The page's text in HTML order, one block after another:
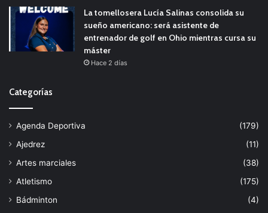
La tomellosera Lucía Salinas consolida su
sueño americano: será asistente de
entrenador de golf en Ohio mientras cursa su
máster
Hace 2 días
Categorías
Agenda Deportiva
(179)
Ajedrez
(11)
Artes marciales
(38)
Atletismo
(175)
Bádminton
(4)